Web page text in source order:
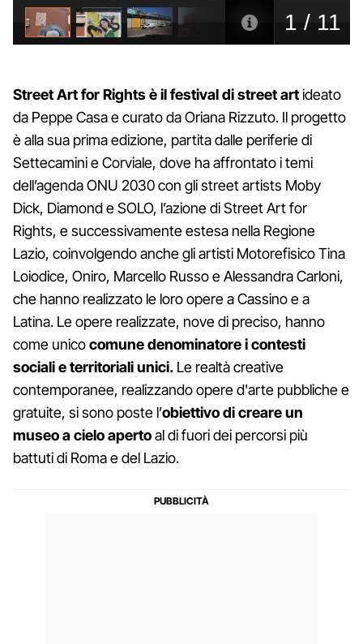
Street Art for Rights è il festival di street artideato
da Peppe Casa e curato da Oriana Rizzuto. Il progetto
è alla sua prima edizione, partita dalle periferie di
Settecamini e Corviale, dove ha affrontato i temi
dell’agenda ONU 2030 con gli street artists Moby
Dick, Diamond e SOLO, l’azione di Street Art for
Rights, e successivamente estesa nella Regione
Lazio, coinvolgendo anche gli artisti Motorefisico Tina
Loiodice, Oniro, Marcello Russo e Alessandra Carloni,
che hanno realizzato le loro opere a Cassino e a
Latina. Le opere realizzate, nove di preciso, hanno
come unicocomune denominatore i contesti
sociali e territoriali unici. Le realtà creative
contemporanee, realizzando opere d'arte pubbliche e
gratuite, si sono poste l’obiettivo di creare un
museo a cielo apertoal di fuori dei percorsi più
battuti di Roma e del Lazio.